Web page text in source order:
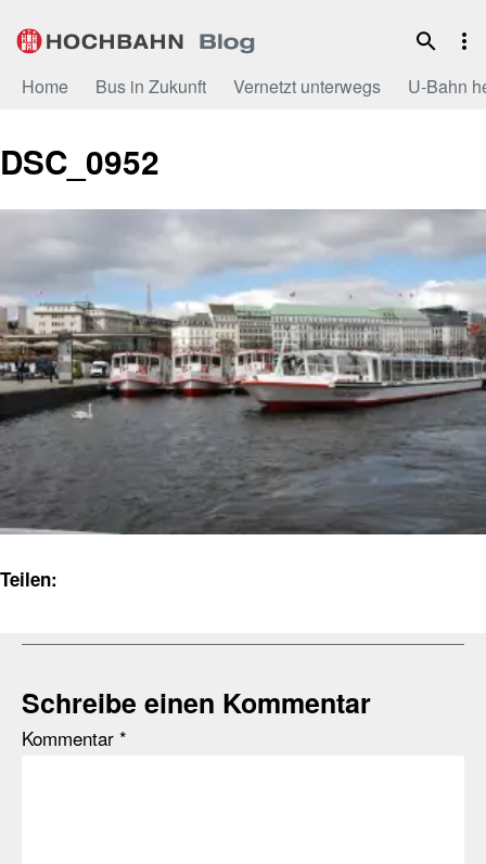
Inhalt
Home Bus in Zukunft Vernetzt unterwegs U-Bahn
DSC_0952
Teilen:
Schreibe einen Kommentar
Kommentar *